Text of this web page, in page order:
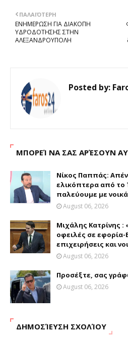
ΠΑΛΑΙΌΤΕΡΗ
ΕΝΗΜΕΡΩΣΗ ΓΙΑ ΔΙΑΚΟΠΗ
ΥΔΡΟΔΟΤΗΣΗΣ ΣΤΗΝ
ΑΛΕΞΑΝΔΡΟΥΠΟΛΗ
Posted by:
ΜΠΟΡΕΊ ΝΑ ΣΑΣ ΑΡΈΣΟΥΝ
Νίκος Παππάς:
ελικόπτερα από το
παλεύουμε με
August 06, 2026
Μιχάλης Κατρίνης :
οφειλές σε εφορία-
επιχειρήσεις και
August 06, 2026
Προσέξτε, σας
August 06, 2026
ΔΗΜΟΣΊΕΥΣΗ ΣΧΟΛΊΟΥ